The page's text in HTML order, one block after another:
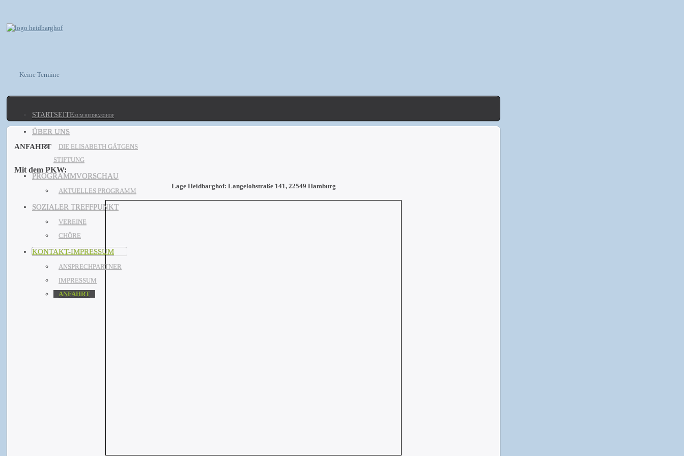
Keine Termine
STARTSEITEZUM HEIDBARGHOF
ÜBER UNS
DIE ELISABETH GÄTGENS
STIFTUNG
PROGRAMMVORSCHAU
AKTUELLES PROGRAMM
SOZIALER TREFFPUNKT
VEREINE
CHÖRE
KONTAKT-IMPRESSUM
ANSPRECHPARTNER
IMPRESSUM
ANFAHRT
ANFAHRT
Mit dem PKW:
Lage Heidbarghof: Langelohstraße 141, 22549 Hamburg